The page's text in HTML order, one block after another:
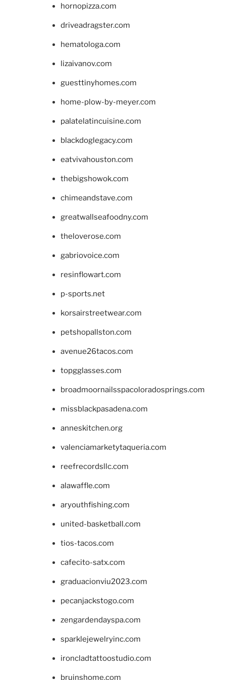
hornopizza.com
driveadragster.com
hematologa.com
lizaivanov.com
guesttinyhomes.com
home-plow-by-meyer.com
palatelatincuisine.com
blackdoglegacy.com
eatvivahouston.com
thebigshowok.com
chimeandstave.com
greatwallseafoodny.com
theloverose.com
gabriovoice.com
resinflowart.com
p-sports.net
korsairstreetwear.com
petshopallston.com
avenue26tacos.com
topgglasses.com
broadmoornailsspacoloradosprings.com
missblackpasadena.com
anneskitchen.org
valenciamarketytaqueria.com
reefrecordsllc.com
alawaffle.com
aryouthfishing.com
united-basketball.com
tios-tacos.com
cafecito-satx.com
graduacionviu2023.com
pecanjackstogo.com
zengardendayspa.com
sparklejewelryinc.com
ironcladtattoostudio.com
bruinshome.com